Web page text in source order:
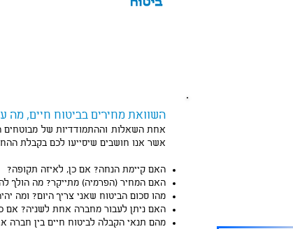
השוואת מחירים בביטוח חיים, מה
אחת השאלות וההתמודדיות של מבוטחים
אשר אנו חושבים שיסייעו לכם בקבלת
האם קיימת הנחה? אם כן, לאיזה תקופה?
האם המחיר (הפרמיה) מתייקר? מה הולך
מהו סכום הביטוח שאני צריך היום? ומה
האם ניתן לעבור מחברה אחת לשניה? אם
מהם תנאי הקבלה לביטוח חיים בין חברה